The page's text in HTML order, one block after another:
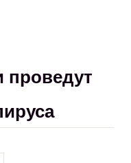
проведут